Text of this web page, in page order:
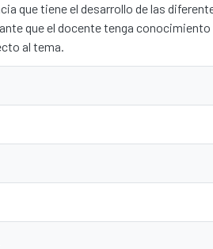
que tiene el desarrollo de las
que el docente tenga conocimiento
al tema.